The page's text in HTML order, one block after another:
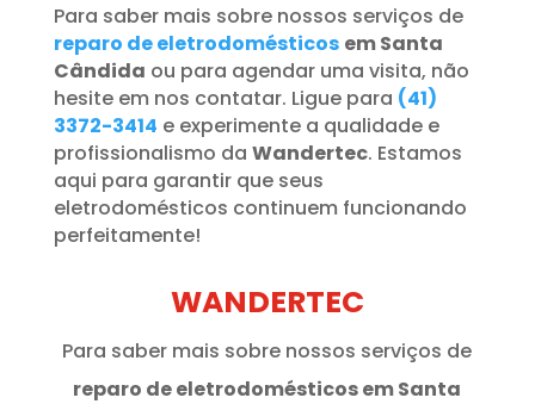
Para saber mais sobre nossos serviços de
reparo de eletrodomésticos em Santa
Cândida ou para agendar uma visita, não
hesite em nos contatar. Ligue para (41)
3372-3414 e experimente a qualidade e
profissionalismo da Wandertec. Estamos
aqui para garantir que seus
eletrodomésticos continuem funcionando
perfeitamente!
WANDERTEC
Para saber mais sobre nossos serviços de
reparo de eletrodomésticos em Santa